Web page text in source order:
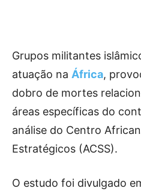
Grupos militantes
atuação na África,
dobro de mortes
áreas específicas do
análise do Centro
Estratégicos (ACSS).
O estudo foi divulgado